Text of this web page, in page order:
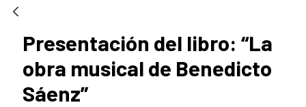
Presentación del libro: “La
obra musical de Benedicto
Sáenz”